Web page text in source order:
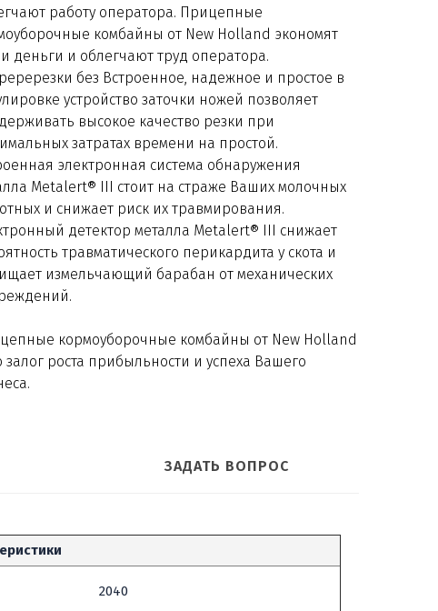
работу оператора. Прицепные
комбайны от New Holland экономят
деньги и облегчают труд оператора.
без Встроенное, надежное и простое в
устройство заточки ножей позволяет
высокое качество резки при
затратах времени на простой.
электронная система обнаружения
Metalert® III стоит на страже Ваших молочных
и снижает риск их травмирования.
детектор металла Metalert® III снижает
травматического перикардита у скота и
измельчающий барабан от механических
кормоуборочные комбайны от New Holland
залог роста прибыльности и успеха Вашего
ЗАДАТЬ ВОПРОС
2040